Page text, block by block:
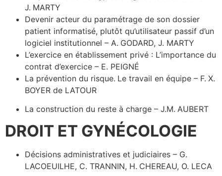
J. MARTY
Devenir acteur du paramétrage de son dossier
patient informatisé, plutôt qu’utilisateur passif d’un
logiciel institutionnel – A. GODARD, J. MARTY
L’exercice en établissement privé : L’importance du
contrat d’exercice – E. PEIGNÉ
La prévention du risque. Le travail en équipe – F. X.
BOYER de LATOUR
La construction du reste à charge – J.M. AUBERT
DROIT ET GYNÉCOLOGIE
Décisions administratives et judiciaires – G.
LACOEUILHE, C. TRANNIN, H. CHEREAU, O. LECA